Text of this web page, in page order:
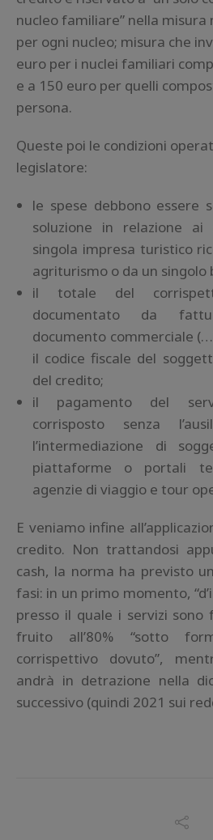
nucleo familiare” nella misura
per ogni nucleo; misura che
euro per i nuclei familiari
e a 150 euro per quelli
persona.
Queste poi le condizioni
legislatore:
le spese debbono essere
soluzione in relazione
singola impresa turistico
agriturismo o da un singolo
il totale del
documentato da
documento commerciale
il codice fiscale del
del credito;
il pagamento del
corrisposto senza
l’intermediazione di
piattaforme o portali
agenzie di viaggio e tour
E veniamo infine
credito. Non trattandosi
cash, la norma ha previsto
fasi: in un primo momento,
presso il quale i servizi sono
fruito all’80% “sotto
corrispettivo dovuto”,
andrà in detrazione nella
successivo (quindi 2021 sui